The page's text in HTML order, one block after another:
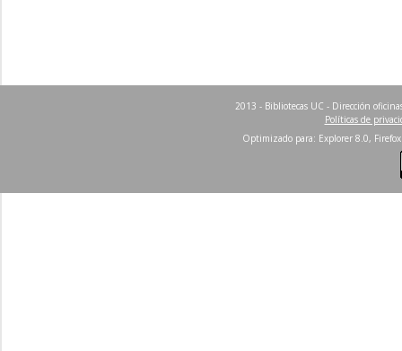
2013 - Bibliotecas UC - Dirección
Políticas de
Optimizado para: Explorer 8.0,